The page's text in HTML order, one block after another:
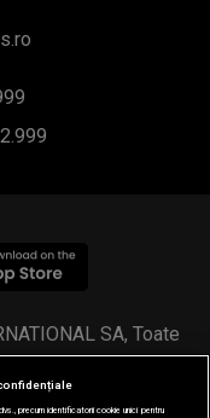
SA, Toate
precum identificatorii cookie unici pentru